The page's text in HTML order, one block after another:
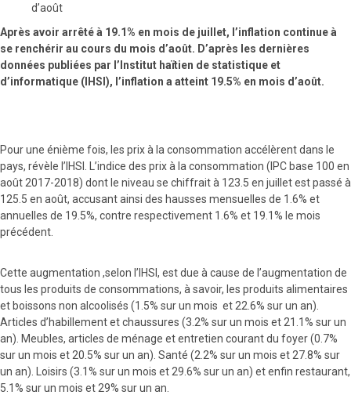
d’août
Après avoir arrêté à 19.1% en mois de juillet, l’inflation continue à
se renchérir au cours du mois d’août. D’après les dernières
données publiées par l’Institut haïtien de statistique et
d’informatique (IHSI), l’inflation a atteint 19.5% en mois d’août.
Pour une énième fois, les prix à la consommation accélèrent dans le
pays, révèle l’IHSI. L’indice des prix à la consommation (IPC base 100 en
août 2017-2018) dont le niveau se chiffrait à 123.5 en juillet est passé à
125.5 en août, accusant ainsi des hausses mensuelles de 1.6% et
annuelles de 19.5%, contre respectivement 1.6% et 19.1% le mois
précédent.
Cette augmentation ,selon l’IHSI, est due à cause de l’augmentation de
tous les produits de consommations, à savoir, les produits alimentaires
et boissons non alcoolisés (1.5% sur un mois et 22.6% sur un an).
Articles d’habillement et chaussures (3.2% sur un mois et 21.1% sur un
an). Meubles, articles de ménage et entretien courant du foyer (0.7%
sur un mois et 20.5% sur un an). Santé (2.2% sur un mois et 27.8% sur
un an). Loisirs (3.1% sur un mois et 29.6% sur un an) et enfin restaurant,
5.1% sur un mois et 29% sur un an.